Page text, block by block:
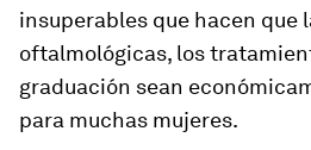
insuperables que hacen que
oftalmológicas, los
graduación sean
para muchas mujeres.